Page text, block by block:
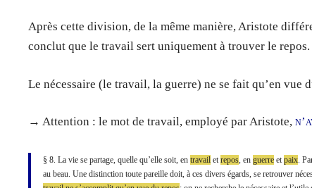
Après cette division, de la même manière, Aristote
conclut que le travail sert uniquement à trouver le repos.
Le nécessaire (le travail, la guerre) ne se fait qu’en vue
→ Attention : le mot de travail, employé par Aristote,
§ 8. La vie se partage, quelle qu’elle soit, entravail etrepos, enguerre etpaix.
au beau. Une distinction toute pareille doit, à ces divers égards, se retrouver